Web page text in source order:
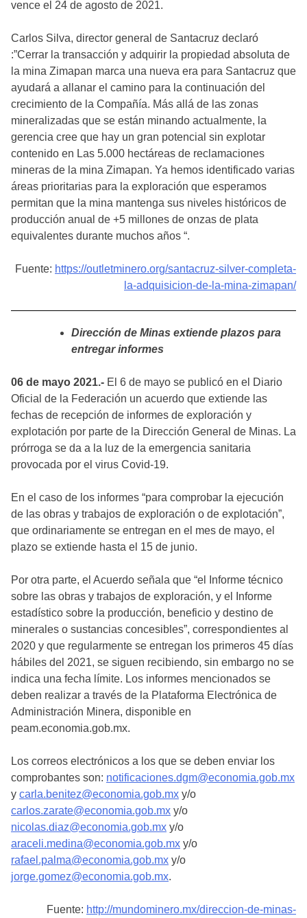
vence el 24 de agosto de 2021.
Carlos Silva, director general de Santacruz declaró
:”Cerrar la transacción y adquirir la propiedad absoluta de
la mina Zimapan marca una nueva era para Santacruz que
ayudará a allanar el camino para la continuación del
crecimiento de la Compañía. Más allá de las zonas
mineralizadas que se están minando actualmente, la
gerencia cree que hay un gran potencial sin explotar
contenido en Las 5.000 hectáreas de reclamaciones
mineras de la mina Zimapan. Ya hemos identificado varias
áreas prioritarias para la exploración que esperamos
permitan que la mina mantenga sus niveles históricos de
producción anual de +5 millones de onzas de plata
equivalentes durante muchos años “.
Fuente: https://outletminero.org/santacruz-silver-completa-
la-adquisicion-de-la-mina-zimapan/
Dirección de Minas extiende plazos para
entregar informes
06 de mayo 2021.- El 6 de mayo se publicó en el Diario
Oficial de la Federación un acuerdo que extiende las
fechas de recepción de informes de exploración y
explotación por parte de la Dirección General de Minas. La
prórroga se da a la luz de la emergencia sanitaria
provocada por el virus Covid-19.
En el caso de los informes “para comprobar la ejecución
de las obras y trabajos de exploración o de explotación”,
que ordinariamente se entregan en el mes de mayo, el
plazo se extiende hasta el 15 de junio.
Por otra parte, el Acuerdo señala que “el Informe técnico
sobre las obras y trabajos de exploración, y el Informe
estadístico sobre la producción, beneficio y destino de
minerales o sustancias concesibles”, correspondientes al
2020 y que regularmente se entregan los primeros 45 días
hábiles del 2021, se siguen recibiendo, sin embargo no se
indica una fecha límite. Los informes mencionados se
deben realizar a través de la Plataforma Electrónica de
Administración Minera, disponible en
peam.economia.gob.mx.
Los correos electrónicos a los que se deben enviar los
comprobantes son: notificaciones.dgm@economia.gob.mx
y carla.benitez@economia.gob.mx y/o
carlos.zarate@economia.gob.mx y/o
nicolas.diaz@economia.gob.mx y/o
araceli.medina@economia.gob.mx y/o
rafael.palma@economia.gob.mx y/o
jorge.gomez@economia.gob.mx.
Fuente: http://mundominero.mx/direccion-de-minas-